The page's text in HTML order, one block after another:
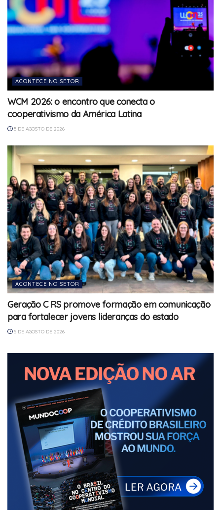
ACONTECE NO SETOR
WCM 2026: o encontro que conecta o
cooperativismo da América Latina
5 DE AGOSTO DE 2026
ACONTECE NO SETOR
Geração C RS promove formação em comunicação
para fortalecer jovens lideranças do estado
5 DE AGOSTO DE 2026